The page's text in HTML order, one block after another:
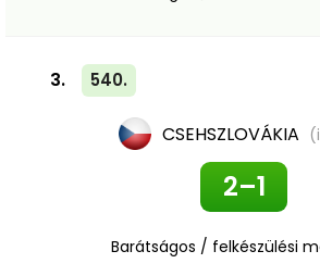
3. 540.
CSEHSZLOVÁKIA
2–1
Barátságos / felkészülési